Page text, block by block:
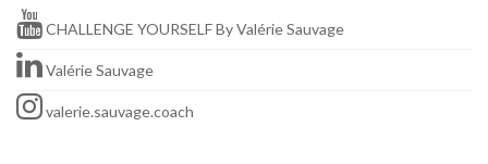
CHALLENGE YOURSELF By Valérie Sauvage
Valérie Sauvage
valerie.sauvage.coach